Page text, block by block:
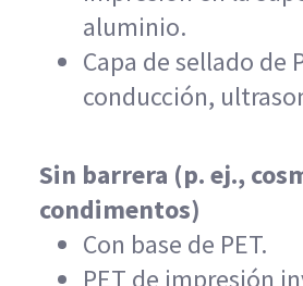
aluminio.
Capa de sellado de
conducción,
Sin barrera (p. ej.,
condimentos)
Con base de PET.
PET de impresión